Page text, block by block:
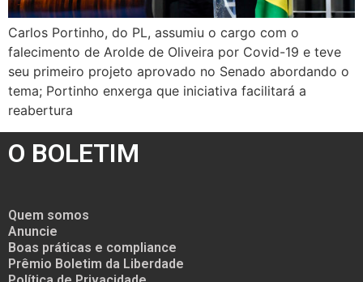
Carlos Portinho, do PL, assumiu o cargo com o
falecimento de Arolde de Oliveira por Covid-19 e teve
seu primeiro projeto aprovado no Senado abordando o
tema; Portinho enxerga que iniciativa facilitará a
reabertura
O BOLETIM
Quem somos
Anuncie
Boas práticas e compliance
Prêmio Boletim da Liberdade